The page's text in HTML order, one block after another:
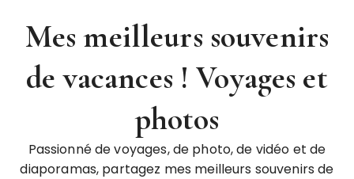
Mes meilleurs souvenirs
de vacances ! Voyages et
photos
Passionné de voyages, de photo, de vidéo et de
diaporamas, partagez mes meilleurs souvenirs de